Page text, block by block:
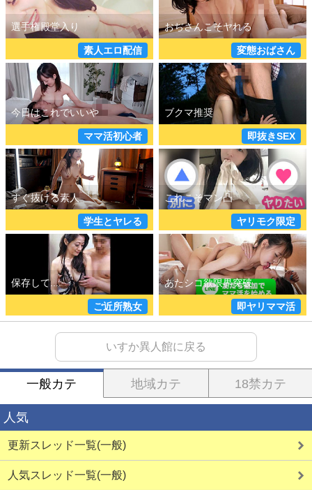
素人エロ配信 変態おばさん
ママ活初心者 即抜きSEX
学生とヤレる ヤリモク限定
ご近所熟女 即ヤリママ活
いすか異人館に戻る
一般カテ 地域カテ 18禁カテ
人気
更新スレッド一覧(一般)
人気スレッド一覧(一般)